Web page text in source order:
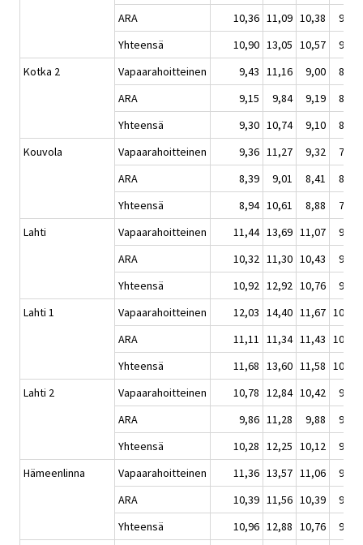
ARA
10,36 11,09 10,38
9,90
Yhteensä
10,90 13,05 10,57
9,38
Kotka 2
Vapaarahoitteinen 9,43 11,16 9,00
8,32
ARA
9,15 9,84 9,19
8,69
Yhteensä
9,30 10,74 9,10
8,49
Kouvola
Vapaarahoitteinen 9,36 11,27 9,32
7,74
ARA
8,39 9,01 8,41
8,09
Yhteensä
8,94 10,61 8,88
7,90
Lahti
Vapaarahoitteinen 11,44 13,69 11,07
9,65
ARA
10,32 11,30 10,43
9,73
Yhteensä
10,92 12,92 10,76
9,69
Lahti 1
Vapaarahoitteinen 12,03 14,40 11,67 10,02
ARA
11,11 11,34 11,43 10,57
Yhteensä
11,68 13,60 11,58 10,26
Lahti 2
Vapaarahoitteinen 10,78 12,84 10,42
9,23
ARA
9,86 11,28 9,88
9,24
Yhteensä
10,28 12,25 10,12
9,24
Hämeenlinna
Vapaarahoitteinen 11,36 13,57 11,06
9,70
ARA
10,39 11,56 10,39
9,56
Yhteensä
10,96 12,88 10,76
9,64